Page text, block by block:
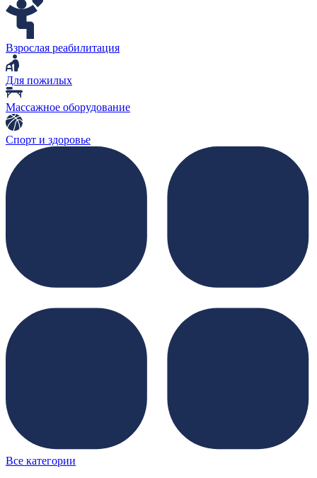
Взрослая реабилитация
Для пожилых
Массажное оборудование
Спорт и здоровье
Все категории